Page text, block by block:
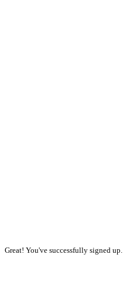
Great! You've successfully signed up.